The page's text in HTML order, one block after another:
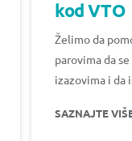
kod VTO
Želimo da
parovima da
izazovima i da
SAZNAJTE